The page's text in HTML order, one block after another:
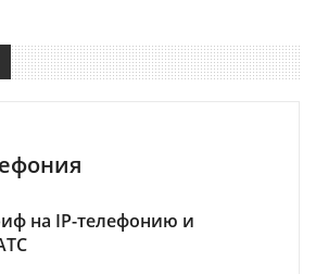
на IP-телефонию и